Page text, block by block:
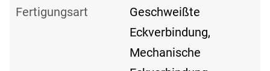
Fertigungsart
Geschweißte
Eckverbindung,
Mechanische